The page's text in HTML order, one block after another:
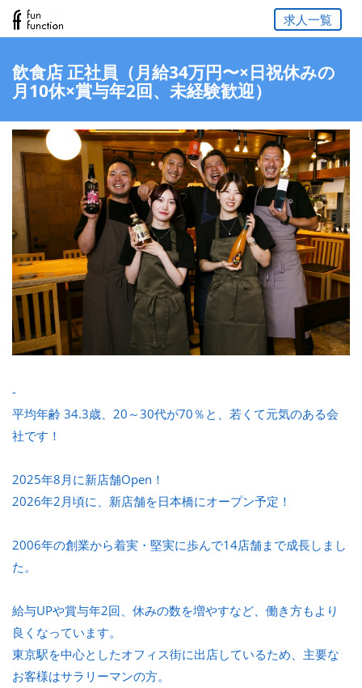
求人一覧
飲食店 正社員（月給34万円〜×日祝休みの
月10休×賞与年2回、未経験歓迎）
-
平均年齢 34.3歳、20～30代が70％と、若くて元気のある会
社です！
2025年8月に新店舗Open！
2026年2月頃に、新店舗を日本橋にオープン予定！
2006年の創業から着実・堅実に歩んで14店舗まで成長しまし
た。
給与UPや賞与年2回、休みの数を増やすなど、働き方もより
良くなっています。
東京駅を中心としたオフィス街に出店しているため、主要な
お客様はサラリーマンの方。